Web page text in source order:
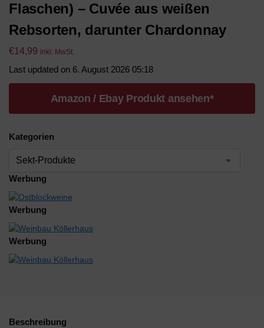
Flaschen) – Cuvée aus weißen
Rebsorten, darunter Chardonnay
€14,99 inkl. MwSt.
Last updated on 6. August 2026 05:18
Amazon / Ebay Produkt ansehen*
Kategorien
Werbung
Werbung
Werbung
Beschreibung